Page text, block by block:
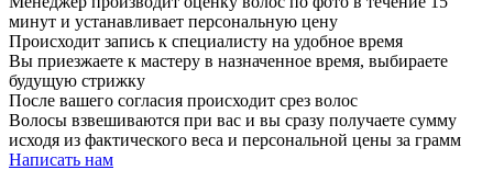
минут и устанавливает персональную цену
Происходит запись к специалисту на удобное время
Вы приезжаете к мастеру в назначенное время, выбираете
будущую стрижку
После вашего согласия происходит срез волос
Волосы взвешиваются при вас и вы сразу получаете сумму
исходя из фактического веса и персональной цены за грамм
Написать нам